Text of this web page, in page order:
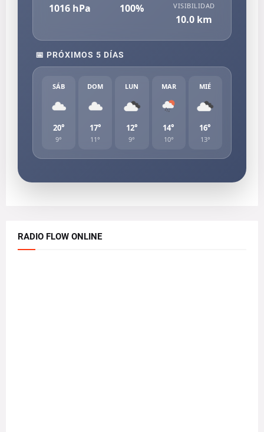
1016 hPa 100%
VISIBILIDAD
10.0 km
📅 PRÓXIMOS 5 DÍAS
SÁB
20°
9°
DOM
17°
11°
LUN
12°
9°
MAR
14°
10°
MIÉ
16°
13°
RADIO FLOW ONLINE